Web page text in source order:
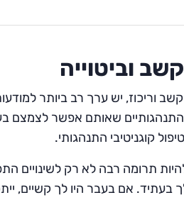
וביטוייה
וריכוז, יש ערך רב ביותר
שאותם אפשר לצמצם
קוגניטיבי התנהגותי.
תרומה רבה לא רק לשינויים
בעתיד. אם בעבר היו לך קשיים,